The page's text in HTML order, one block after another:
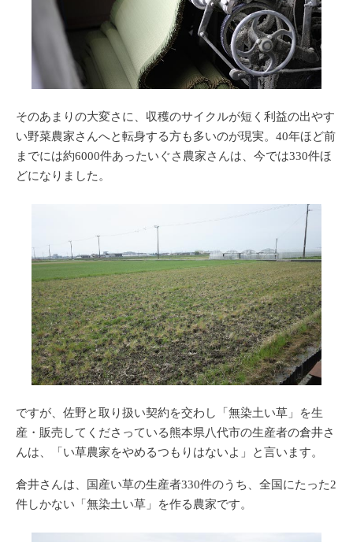
そのあまりの大変さに、収穫のサイクルが短く利益の出やす
い野菜農家さんへと転身する方も多いのが現実。40年ほど前
までには約6000件あったいぐさ農家さんは、今では330件ほ
どになりました。
ですが、佐野と取り扱い契約を交わし「無染土い草」を生
産・販売してくださっている熊本県八代市の生産者の倉井さ
んは、「い草農家をやめるつもりはないよ」と言います。
倉井さんは、国産い草の生産者330件のうち、全国にたった2
件しかない「無染土い草」を作る農家です。